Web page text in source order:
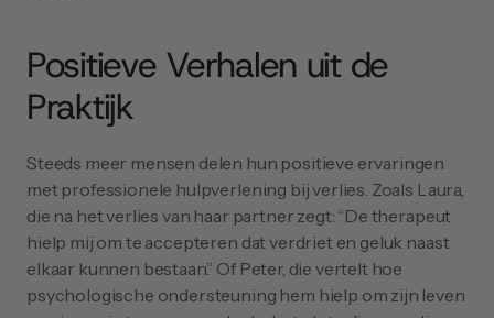
Positieve Verhalen uit de
Praktijk
Steeds meer mensen delen hun positieve ervaringen
met professionele hulpverlening bij verlies. Zoals Laura,
die na het verlies van haar partner zegt: “De therapeut
hielp mij om te accepteren dat verdriet en geluk naast
elkaar kunnen bestaan.” Of Peter, die vertelt hoe
psychologische ondersteuning hem hielp om zijn leven